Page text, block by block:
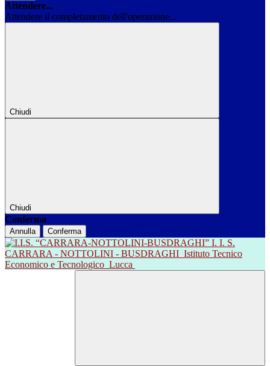
Attendere...
Attendere il completamento dell'operazione...
Chiudi
Chiudi
Conferma
Annulla Conferma
I. I. S.
CARRARA - NOTTOLINI - BUSDRAGHI Istituto Tecnico
Economico e Tecnologico Lucca